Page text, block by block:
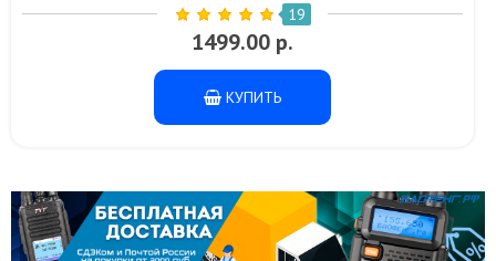
19
1499.00 р.
КУПИТЬ